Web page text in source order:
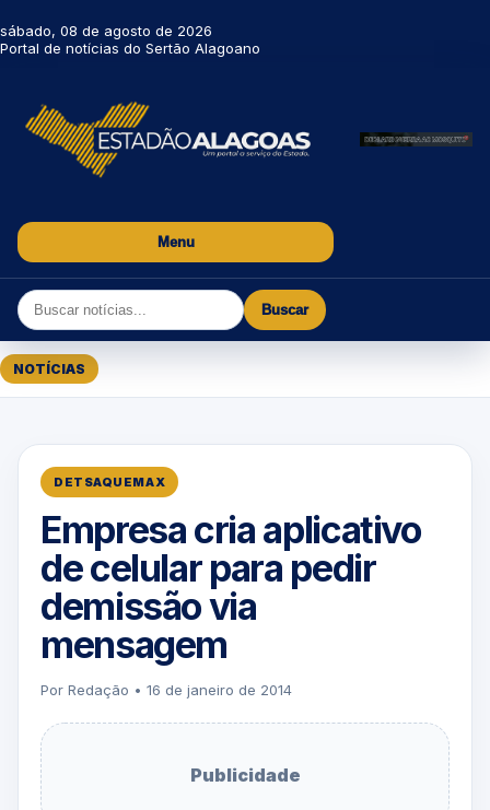
sábado, 08 de agosto de 2026
Portal de notícias do Sertão Alagoano
Menu
Buscar
NOTÍCIAS
DETSAQUEMAX
Empresa cria aplicativo
de celular para pedir
demissão via
mensagem
Por Redação • 16 de janeiro de 2014
Publicidade